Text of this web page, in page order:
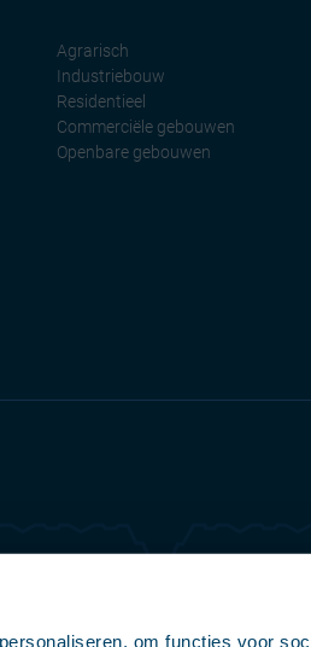
om functies voor
Agrarisch
Industriebouw
Residentieel
Commerciële gebouwen
Openbare gebouwen